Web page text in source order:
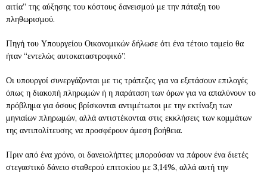
αιτία” της αύξησης του κόστους δανεισμού με την πάταξη του
πληθωρισμού.
Πηγή του Υπουργείου Οικονομικών δήλωσε ότι ένα τέτοιο ταμείο θα
ήταν “εντελώς αυτοκαταστροφικό”.
Οι υπουργοί συνεργάζονται με τις τράπεζες για να εξετάσουν επιλογές
όπως η διακοπή πληρωμών ή η παράταση των όρων για να απαλύνουν το
πρόβλημα για όσους βρίσκονται αντιμέτωποι με την εκτίναξη των
μηνιαίων πληρωμών, αλλά αντιστέκονται στις εκκλήσεις των κομμάτων
της αντιπολίτευσης να προσφέρουν άμεση βοήθεια.
Πριν από ένα χρόνο, οι δανειολήπτες μπορούσαν να πάρουν ένα διετές
στεγαστικό δάνειο σταθερού επιτοκίου με 3,14%, αλλά αυτή την